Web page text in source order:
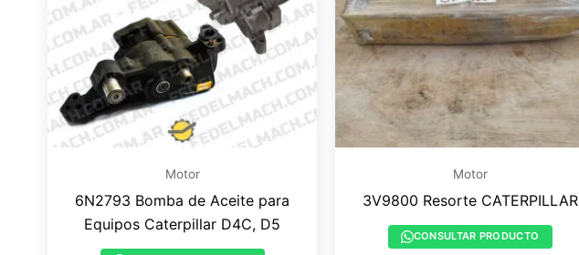
Motor
6N2793 Bomba de Aceite para
Equipos Caterpillar D4C, D5
Motor
3V9800 Resorte CATERPILLAR
CONSULTAR PRODUCTO